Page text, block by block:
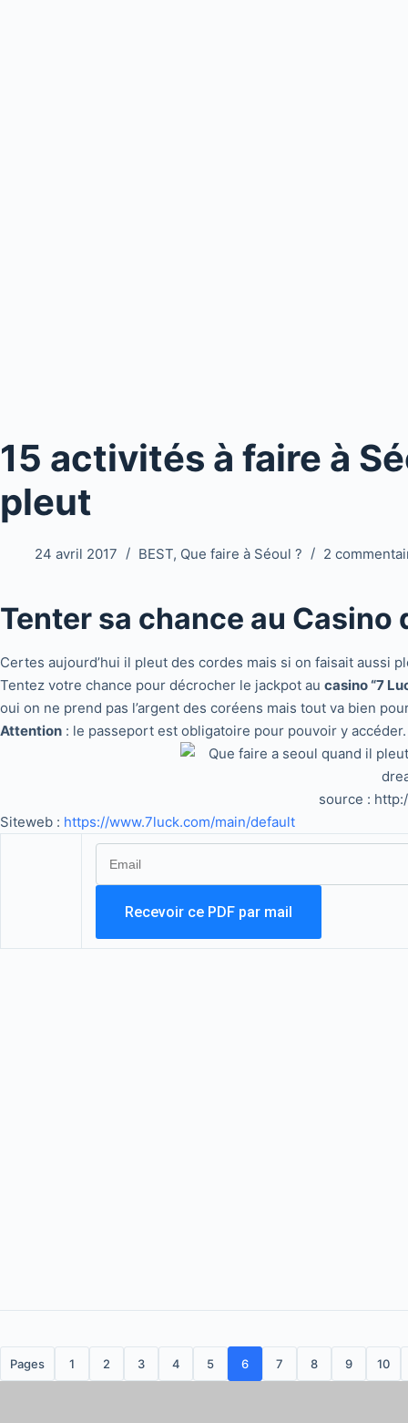
15 activités à faire à
pleut
24 avril 2017 BEST, Que faire à Séoul ? 2
Tenter sa chance au Casino
Certes aujourd’hui il pleut des cordes mais si on faisait aussi
Tentez votre chance pour décrocher le jackpot au casino “7
oui on ne prend pas l’argent des coréens mais tout va bien
Attention : le passeport est obligatoire pour pouvoir y accéder.
source :
Siteweb : https://www.7luck.com/main/default
Pages 1 2 3 4 5 6 7 8 9 10